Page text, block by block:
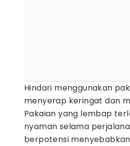
Hindari menggunakan
menyerap keringat dan
Pakaian yang lembap
nyaman selama
berpotensi